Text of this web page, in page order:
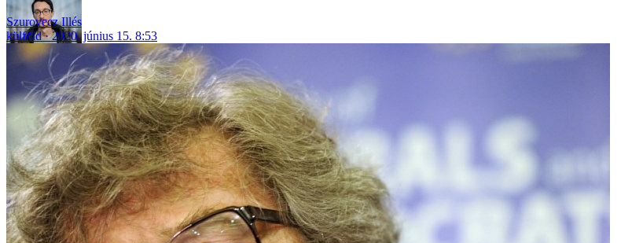
Szurovecz Illés
külföld
2020. június 15. 8:53